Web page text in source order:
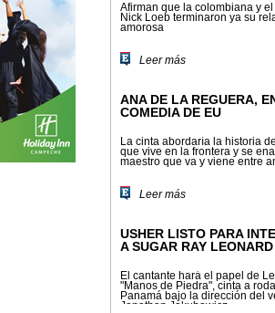
Afirman que la colombiana y
Nick Loeb terminaron ya su
amorosa
Leer más
ANA DE LA REGUERA,
COMEDIA DE EU
La cinta abordaría la historia
que vive en la frontera y se
maestro que va y viene entre
Leer más
USHER LISTO PARA
A SUGAR RAY LEONARD
El cantante hará el papel de
"Manos de Piedra", cinta a
Panamá bajo la dirección del
Jonathan Jakubowicz